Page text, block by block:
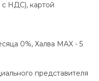
с НДС), картой
0%, Халва MAX - 5
представителя